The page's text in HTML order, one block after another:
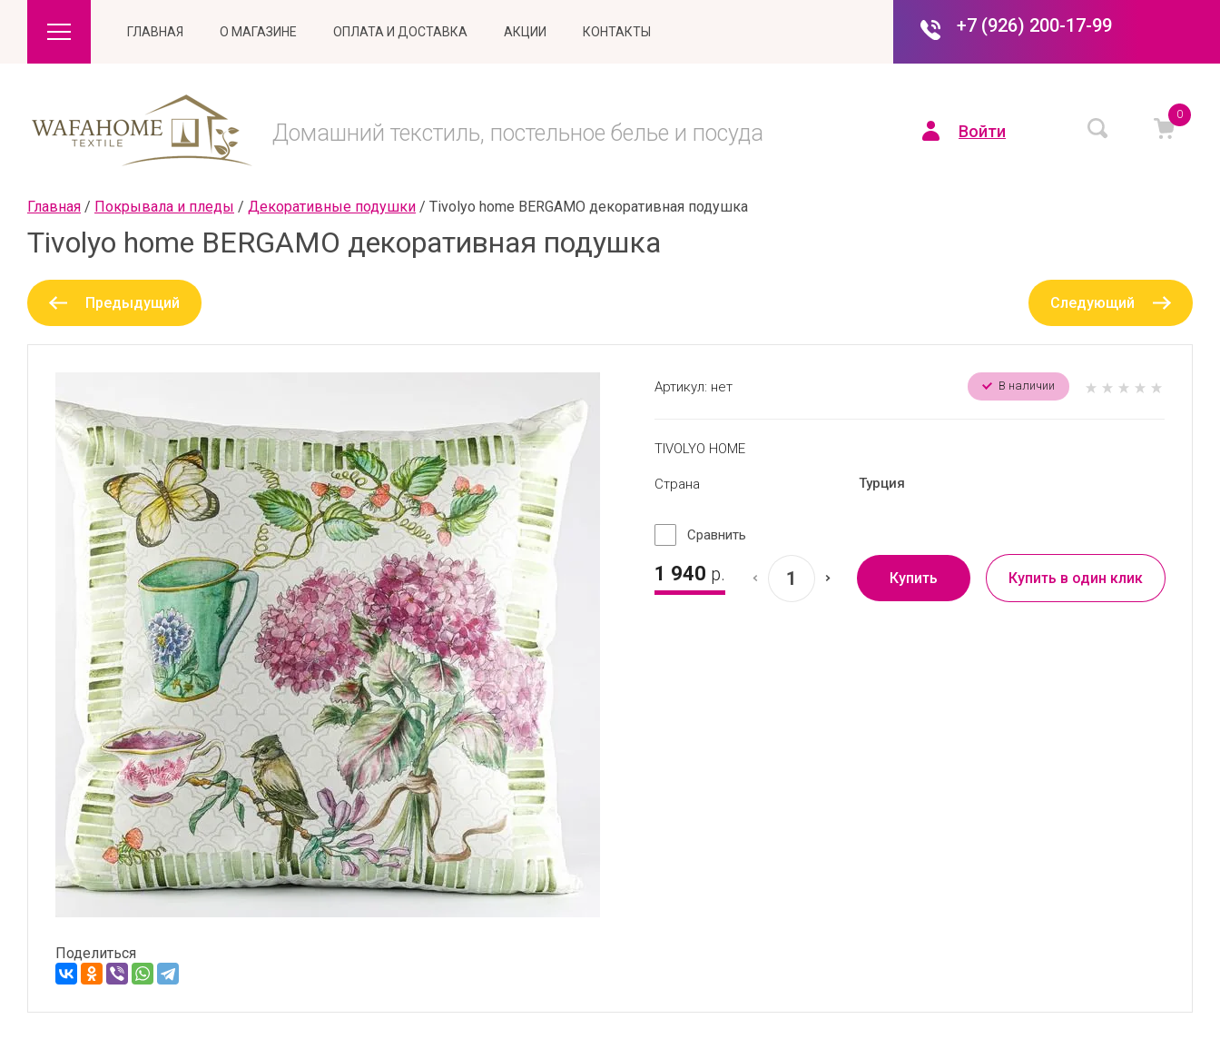
ГЛАВНАЯ О МАГАЗИНЕ ОПЛАТА И ДОСТАВКА АКЦИИ КОНТАКТЫ +7 (926) 200-17-99
Домашний текстиль, постельное белье и посуда Войти
0
Главная / Покрывала и пледы / Декоративные подушки / Tivolyo home BERGAMO декоративная подушка
Tivolyo home BERGAMO декоративная подушка
Предыдущий Следующий
Поделиться
Артикул: нет В наличии
TIVOLYO HOME
1 940 р. Купить Купить в один клик
Страна Турция
Сравнить